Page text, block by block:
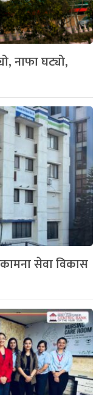
नाफा घट्यो,
सेवा विकास